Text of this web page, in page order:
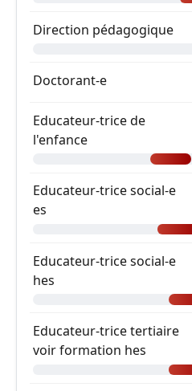
Direction pédagogique
Doctorant-e
Educateur-trice de
l'enfance
Educateur-trice social-e
es
Educateur-trice social-e
hes
Educateur-trice tertiaire
voir formation hes